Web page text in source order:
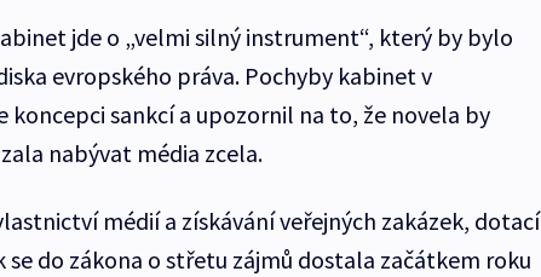
jde o „velmi silný instrument“, který by bylo
evropského práva. Pochyby kabinet v
koncepci sankcí a upozornil na to, že novela by
nabývat média zcela.
médií a získávání veřejných zakázek, dotací
do zákona o střetu zájmů dostala začátkem roku